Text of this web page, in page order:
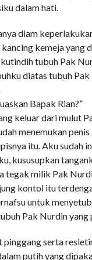
dalam hati.
diam
kemeja yang
tubuh Pak
diatas tubuh
Bapak Rian?”
keluar dari mulut
menemukan
itu. Aku sudah
kususupkan
tegak milik Pak
kontol itu
untuk
Pak Nurdin yang
pinggang serta
putih yang